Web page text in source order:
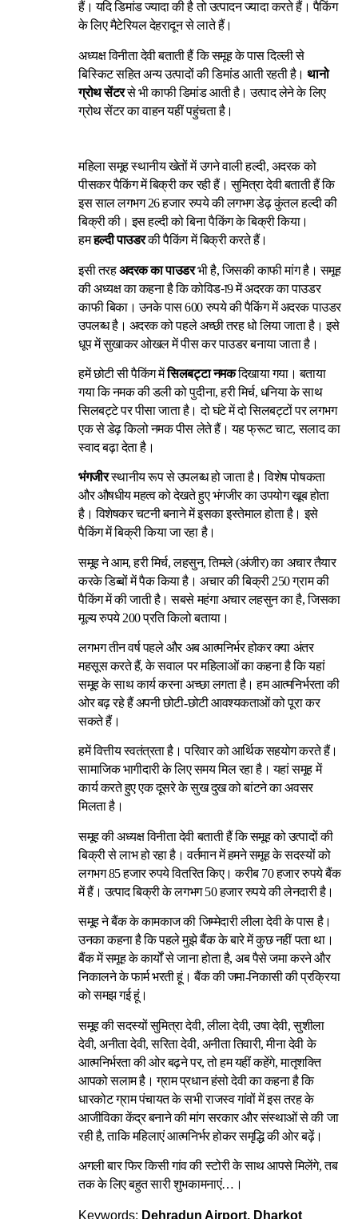
हैं। यदि डिमांड ज्यादा की है तो उत्पादन ज्यादा करते हैं। पैकिंग
के लिए मैटेरियल देहरादून से लाते हैं।
अध्यक्ष विनीता देवी बताती हैं कि समूह के पास दिल्ली से
बिस्किट सहित अन्य उत्पादों की डिमांड आती रहती है।थानो
ग्रोथ सेंटरसे भी काफी डिमांड आती है। उत्पाद लेने के लिए
ग्रोथ सेंटर का वाहन यहीं पहुंचता है।
महिला समूह स्थानीय खेतों में उगने वाली हल्दी, अदरक को
पीसकर पैकिंग में बिक्री कर रही हैं। सुमित्रा देवी बताती हैं कि
इस साल लगभग 26 हजार रुपये की लगभग डेढ़ कुंतल हल्दी की
बिक्री की। इस हल्दी को बिना पैकिंग के बिक्री किया।
हमहल्दी पाउडरकी पैकिंग में बिक्री करते हैं।
इसी तरहअदरक का पाउडरभी है, जिसकी काफी मांग है। समूह
की अध्यक्ष का कहना है कि कोविड-ा9 में अदरक का पाउडर
काफी बिका। उनके पास 600 रुपये की पैकिंग में अदरक पाउडर
उपलब्ध है। अदरक को पहले अच्छी तरह धो लिया जाता है। इसे
धूप में सुखाकर ओखल में पीस कर पाउडर बनाया जाता है।
हमें छोटी सी पैकिंग मेंसिलबट्टा नमकदिखाया गया। बताया
गया कि नमक की डली को पुदीना, हरी मिर्च, धनिया के साथ
सिलबट्टे पर पीसा जाता है। दो घंटे में दो सिलबट्टों पर लगभग
एक से डेढ़ किलो नमक पीस लेते हैं। यह फ्रूट चाट, सलाद का
स्वाद बढ़ा देता है।
भंगजीरस्थानीय रूप से उपलब्ध हो जाता है। विशेष पोषकता
और औषधीय महत्व को देखते हुए भंगजीर का उपयोग खूब होता
है। विशेषकर चटनी बनाने में इसका इस्तेमाल होता है। इसे
पैकिंग में बिक्री किया जा रहा है।
समूह ने आम, हरी मिर्च, लहसुन, तिमले (अंजीर) का अचार तैयार
करके डिब्बों में पैक किया है। अचार की बिक्री 250 ग्राम की
पैकिंग में की जाती है। सबसे महंगा अचार लहसुन का है, जिसका
मूल्य रुपये 200 प्रति किलो बताया।
लगभग तीन वर्ष पहले और अब आत्मनिर्भर होकर क्या अंतर
महसूस करते हैं, के सवाल पर महिलाओं का कहना है कि यहां
समूह के साथ कार्य करना अच्छा लगता है। हम आत्मनिर्भरता की
ओर बढ़ रहे हैं अपनी छोटी-छोटी आवश्यकताओं को पूरा कर
सकते हैं।
हमें वित्तीय स्वतंत्रता है। परिवार को आर्थिक सहयोग करते हैं।
सामाजिक भागीदारी के लिए समय मिल रहा है। यहां समूह में
कार्य करते हुए एक दूसरे के सुख दुख को बांटने का अवसर
मिलता है।
समूह की अध्यक्ष विनीता देवी बताती हैं कि समूह को उत्पादों की
बिक्री से लाभ हो रहा है। वर्तमान में हमने समूह के सदस्यों को
लगभग 85 हजार रुपये वितरित किए। करीब 70 हजार रुपये बैंक
में हैं। उत्पाद बिक्री के लगभग 50 हजार रुपये की लेनदारी है।
समूह ने बैंक के कामकाज की जिम्मेदारी लीला देवी के पास है।
उनका कहना है कि पहले मुझे बैंक के बारे में कुछ नहीं पता था।
बैंक में समूह के कार्यों से जाना होता है, अब पैसे जमा करने और
निकालने के फार्म भरती हूं। बैंक की जमा-निकासी की प्रक्रिया
को समझ गई हूं।
समूह की सदस्यों सुमित्रा देवी, लीला देवी, उषा देवी, सुशीला
देवी, अनीता देवी, सरिता देवी, अनीता तिवारी, मीना देवी के
आत्मनिर्भरता की ओर बढ़ने पर, तो हम यहीं कहेंगे, मातृशक्ति
आपको सलाम है। ग्राम प्रधान हंसो देवी का कहना है कि
धारकोट ग्राम पंचायत के सभी राजस्व गांवों में इस तरह के
आजीविका केंद्र बनाने की मांग सरकार और संस्थाओं से की जा
रही है, ताकि महिलाएं आत्मनिर्भर होकर समृद्धि की ओर बढ़ें।
अगली बार फिर किसी गांव की स्टोरी के साथ आपसे मिलेंगे, तब
तक के लिए बहुत सारी शुभकामनाएं…।
Keywords: Dehradun Airport, Dharkot